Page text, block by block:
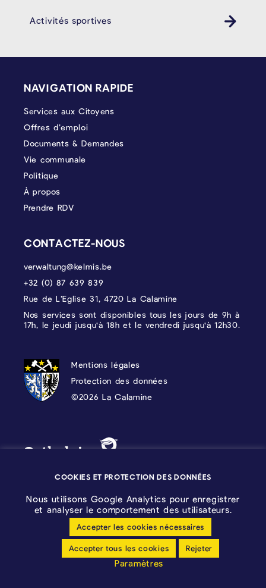
Activités sportives
NAVIGATION RAPIDE
Services aux Citoyens
Offres d’emploi
Documents & Demandes
Vie communale
Politique
À propos
Prendre RDV
CONTACTEZ-NOUS
verwaltung@kelmis.be
+32 (0) 87 639 839
Rue de L’Eglise 31, 4720 La Calamine
Nos services sont disponibles tous les jours de 9h à
17h, le jeudi jusqu'à 18h et le vendredi jusqu'à 12h30.
PROTECTION DES DONNÉES, MENTIONS
Mentions légales
Protection des données
©2026 La Calamine
Configuration des cookies
Déclaration sans barrières
COOKIES ET PROTECTION DES DONNÉES
Nous utilisons Google Analytics pour enregistrer
et analyser le comportement des utilisateurs.
Accepter les cookies nécessaires
Accepter tous les cookies Rejeter
Paramètres